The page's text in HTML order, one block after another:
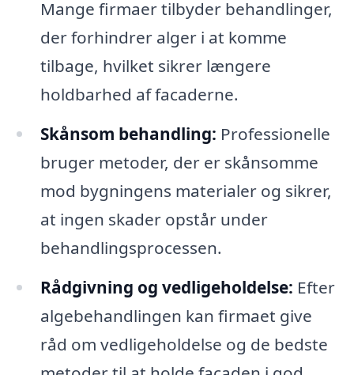
Mange firmaer tilbyder behandlinger,
der forhindrer alger i at komme
tilbage, hvilket sikrer længere
holdbarhed af facaderne.
Skånsom behandling: Professionelle
bruger metoder, der er skånsomme
mod bygningens materialer og sikrer,
at ingen skader opstår under
behandlingsprocessen.
Rådgivning og vedligeholdelse: Efter
algebehandlingen kan firmaet give
råd om vedligeholdelse og de bedste